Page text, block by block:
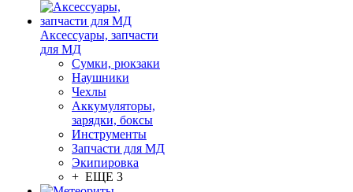
Аксессуары, запчасти
для МД
Сумки, рюкзаки
Наушники
Чехлы
Аккумуляторы,
зарядки, боксы
Инструменты
Запчасти для МД
Экипировка
+ ЕЩЕ 3